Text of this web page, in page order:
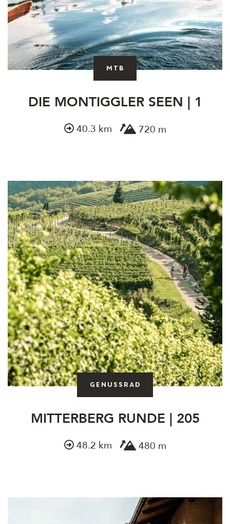
MTB
DIE MONTIGGLER SEEN | 1
40.3 km 720 m
Genussrad
MITTERBERG RUNDE | 205
48.2 km 480 m